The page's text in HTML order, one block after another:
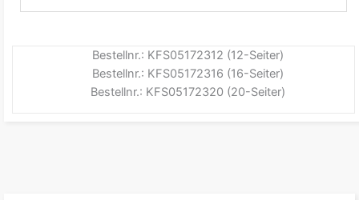
Bestellnr.: KFS05172312 (12-Seiter)
Bestellnr.: KFS05172316 (16-Seiter)
Bestellnr.: KFS05172320 (20-Seiter)